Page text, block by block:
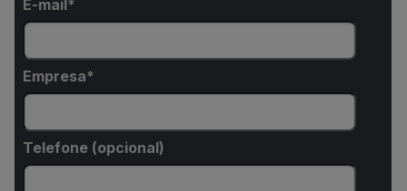
E-mail
Empresa
Telefone (opcional)